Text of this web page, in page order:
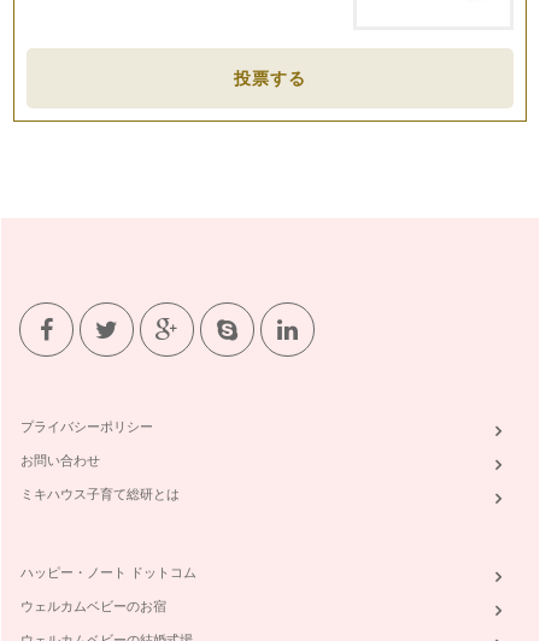
コーヒーの実は、「コーヒーノキ」から採れます。 名前がび
は、色々な準備や気を付けることがあり…
話題のコーヒーがもっている効能ご紹介！
何歳からカフェインを取って良いの？
1回目の記事で、私の子どもたちがコーヒーゼリーを食べた時
どうなったかを書きました。 …
カフェイン＝悪！なんてことはありません。良い所もいっぱい
あります。 メリット …
カフェインレスって安心？カフェインレスコーヒーが出来るま
投票する
プライバシーポリシー
お問い合わせ
ミキハウス子育て総研とは
ハッピー・ノート ドットコム
ウェルカムベビーのお宿